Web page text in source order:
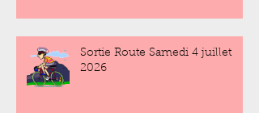
Sortie Route Samedi 4 juillet
2026